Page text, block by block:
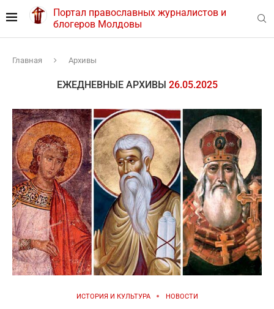
Портал православных журналистов и
блогеров Молдовы
Главная Архивы
ЕЖЕДНЕВНЫЕ АРХИВЫ 26.05.2025
ИСТОРИЯ И КУЛЬТУРА НОВОСТИ